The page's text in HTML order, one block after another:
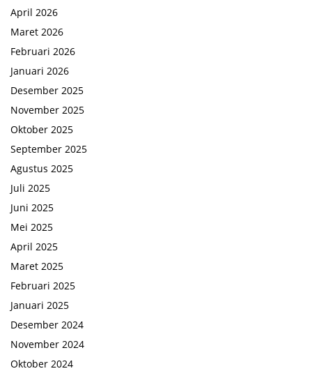
April 2026
Maret 2026
Februari 2026
Januari 2026
Desember 2025
November 2025
Oktober 2025
September 2025
Agustus 2025
Juli 2025
Juni 2025
Mei 2025
April 2025
Maret 2025
Februari 2025
Januari 2025
Desember 2024
November 2024
Oktober 2024